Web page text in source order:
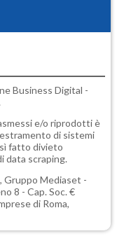
Business Digital -
e/o riprodotti è
di sistemi
fatto divieto
data scraping.
Gruppo Mediaset -
8 - Cap. Soc. €
di Roma,